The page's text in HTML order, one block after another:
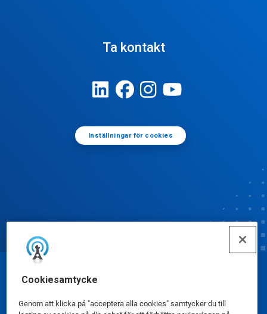
Cookiesamtycke
Genom att klicka på "acceptera alla cookies" samtycker du till
Ta kontakt
Inställningar för cookies
© Ecolab Inc. 2025